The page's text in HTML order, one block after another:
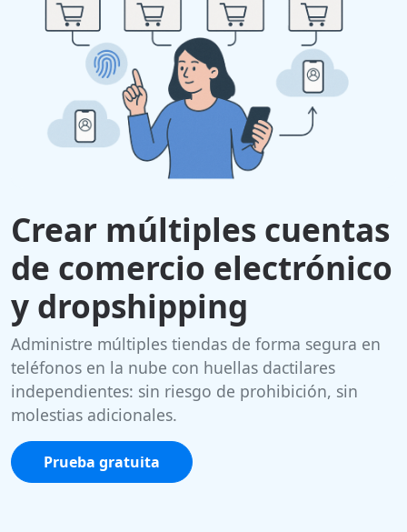
Crear múltiples cuentas
de comercio electrónico
y dropshipping
Administre múltiples tiendas de forma segura en
teléfonos en la nube con huellas dactilares
independientes: sin riesgo de prohibición, sin
molestias adicionales.
Prueba gratuita